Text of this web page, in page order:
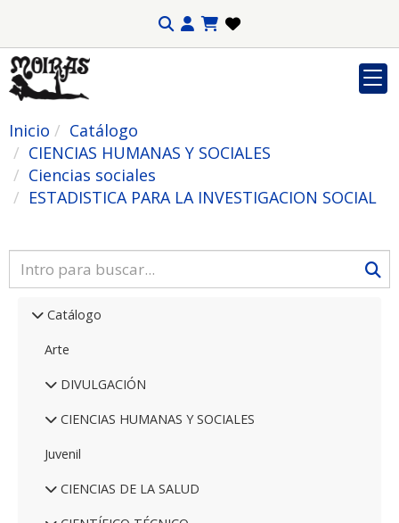
Inicio
Catálogo
CIENCIAS HUMANAS Y SOCIALES
Ciencias sociales
ESTADISTICA PARA LA INVESTIGACION SOCIAL
Catálogo
Arte
DIVULGACIÓN
CIENCIAS HUMANAS Y SOCIALES
Juvenil
CIENCIAS DE LA SALUD